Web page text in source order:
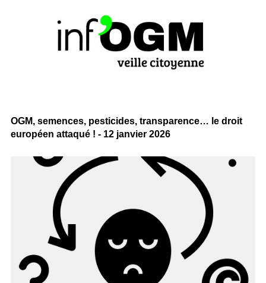
OGM, semences, pesticides, transparence… le droit
européen attaqué ! - 12 janvier 2026